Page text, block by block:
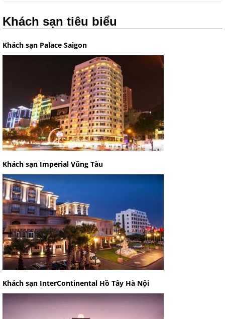
Khách sạn tiêu biểu
Khách sạn Palace Saigon
Khách sạn Imperial Vũng Tàu
Khách sạn InterContinental Hồ Tây Hà Nội